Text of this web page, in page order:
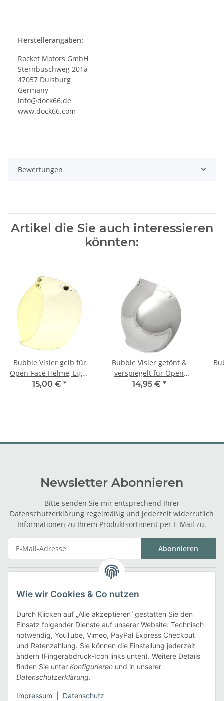
Herstellerangaben:
Rocket Motors GmbH
Sternbuschweg 201a
47057 Duisburg
Germany
info@dock66.de
www.dock66.com
Bewertungen
Artikel die Sie auch interessieren
könnten:
Bubble Visier gelb für
Open-Face Helme, Light
Yellow
15,00 € *
Bubble Visier getönt &
verspiegelt für Open
Face- Helme, Mirror
14,95 € *
Newsletter Abonnieren
Bitte senden Sie mir entsprechend Ihrer
Datenschutzerklärung regelmäßig und jederzeit widerruflich
Informationen zu Ihrem Produktsortiment per E-Mail zu.
Abonnieren
Informationen
Zahlarten
Wie wir Cookies & Co nutzen
Durch Klicken auf „Alle akzeptieren“ gestatten Sie den
Einsatz folgender Dienste auf unserer Website: Technisch
notwendig, YouTube, Vimeo, PayPal Express Checkout
und Ratenzahlung. Sie können die Einstellung jederzeit
ändern (Fingerabdruck-Icon links unten). Weitere Details
finden Sie unter Konfigurieren und in unserer
Datenschutzerklärung.
Impressum Datenschutz